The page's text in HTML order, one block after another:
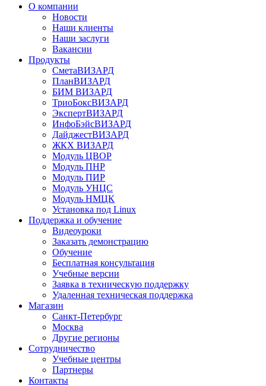
О компании
Новости
Наши клиенты
Наши заслуги
Вакансии
Продукты
СметаВИЗАРД
ПланВИЗАРД
БИМ ВИЗАРД
ТриоБоксВИЗАРД
ЭкспертВИЗАРД
ИнфоБэйсВИЗАРД
ДайджестВИЗАРД
ЖКХ ВИЗАРД
Модуль ЦВОР
Модуль ПНР
Модуль ПИР
Модуль УНЦС
Модуль НМЦК
Установка под Linux
Поддержка и обучение
Видеоуроки
Заказать демонстрацию
Обучение
Бесплатная консультация
Учебные версии
Заявка в техническую поддержку
Удаленная техническая поддержка
Магазин
Санкт-Петербург
Москва
Другие регионы
Сотрудничество
Учебные центры
Партнеры
Контакты